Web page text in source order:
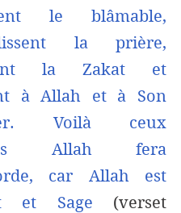
le blâmable,
la prière,
la Zakat et
à Allah et à Son
Voilà ceux
Allah fera
car Allah est
et Sage (verset